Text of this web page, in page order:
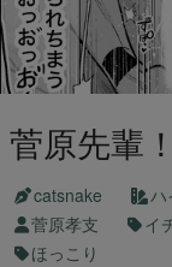
菅原先輩
catsnake ハ
菅原孝支
イ
ほっこり